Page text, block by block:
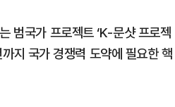
범국가 프로젝트 ‘K-문샷 프로젝
지 국가 경쟁력 도약에 필요한 핵